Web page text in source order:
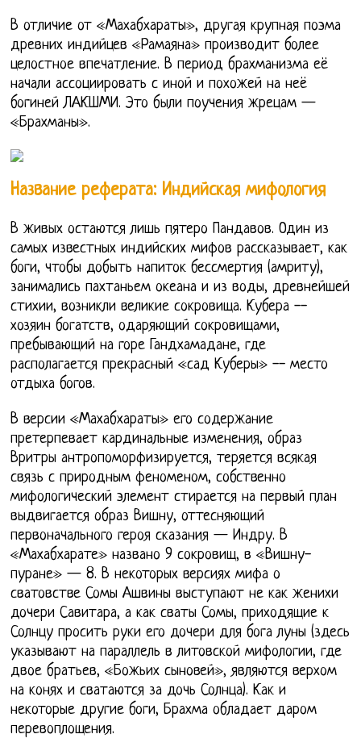
В отличие от «Махабхараты», другая крупная поэма
древних индийцев «Рамаяна» производит более
целостное впечатление. В период брахманизма её
начали ассоциировать с иной и похожей на неё
богиней ЛАКШМИ. Это были поучения жрецам —
«Брахманы».
Название реферата: Индийская мифология
В живых остаются лишь пятеро Пандавов. Один из
самых известных индийских мифов рассказывает, как
боги, чтобы добыть напиток бессмертия (амриту),
занимались пахтаньем океана и из воды, древнейшей
стихии, возникли великие сокровища. Кубера --
хозяин богатств, одаряющий сокровищами,
пребывающий на горе Гандхамадане, где
располагается прекрасный «сад Куберы» -- место
отдыха богов.
В версии «Махабхараты» его содержание
претерпевает кардинальные изменения, образ
Вритры антропоморфизируется, теряется всякая
связь с природным феноменом, собственно
мифологический элемент стирается на первый план
выдвигается образ Вишну, оттесняющий
первоначального героя сказания — Индру. В
«Махабхарате» названо 9 сокровищ, в «Вишну-
пуране» — 8. В некоторых версиях мифа о
сватовстве Сомы Ашвины выступают не как женихи
дочери Савитара, а как сваты Сомы, приходящие к
Солнцу просить руки его дочери для бога луны (здесь
указывают на параллель в литовской мифологии, где
двое братьев, «Божьих сыновей», являются верхом
на конях и сватаются за дочь Солнца). Как и
некоторые другие боги, Брахма обладает даром
перевоплощения.